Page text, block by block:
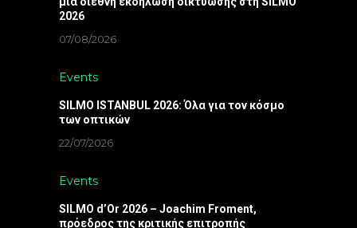
2026
07/08/2026
Events
SILMO ISTANBUL 2026: Όλα για τον κόσμο
των οπτικών
22/07/2026
Events
SILMO d’Or 2026 – Joachim Froment,
πρόεδρος της κριτικής επιτροπής